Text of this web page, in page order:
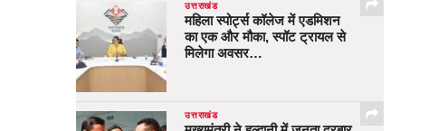
उत्तराखंड
महिला स्पोर्ट्स कॉलेज में एडमिशन
का एक और मौका, स्पॉट ट्रायल से
मिलेगा अवसर…
उत्तराखंड